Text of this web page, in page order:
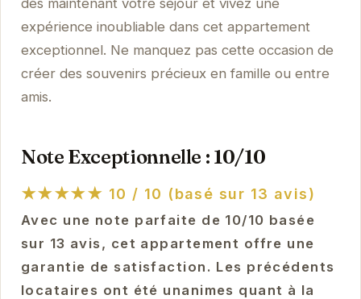
expérience inoubliable dans cet appartement
exceptionnel. Ne manquez pas cette occasion de
créer des souvenirs précieux en famille ou entre
amis.
Note Exceptionnelle : 10/10
★★★★★ 10 / 10 (basé sur 13 avis)
Avec une note parfaite de 10/10 basée
sur 13 avis, cet appartement offre une
garantie de satisfaction. Les précédents
locataires ont été unanimes quant à la